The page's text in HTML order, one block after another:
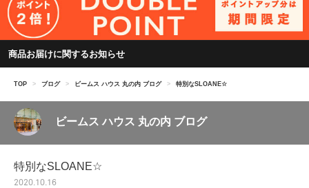
商品お届けに関するお知らせ
TOP > ブログ > ビームス ハウス 丸の内 ブログ > 特別なSLOANE☆
ビームス ハウス 丸の内 ブログ
特別なSLOANE☆
2020.10.16